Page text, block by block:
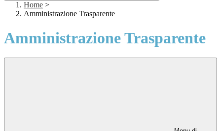
Home >
Amministrazione Trasparente
Amministrazione Trasparente